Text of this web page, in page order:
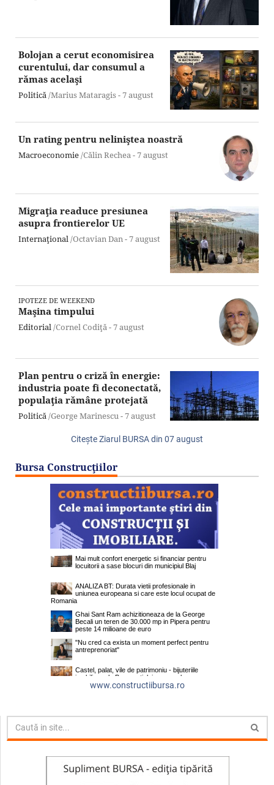
Bolojan a cerut economisirea
curentului, dar consumul a
rămas acelaşi
Politică/Marius Mataragis -7 august
Un rating pentru neliniştea noastră
Macroeconomie/Călin Rechea -7 august
Migraţia readuce presiunea
asupra frontierelor UE
Internaţional/Octavian Dan -7 august
IPOTEZE DE WEEKEND
Maşina timpului
Editorial/Cornel Codiţă -7 august
Plan pentru o criză în energie:
industria poate fi deconectată,
populaţia rămâne protejată
Politică/George Marinescu -7 august
Citeşte Ziarul BURSA din 07 august
Bursa Construcţiilor
www.constructiibursa.ro